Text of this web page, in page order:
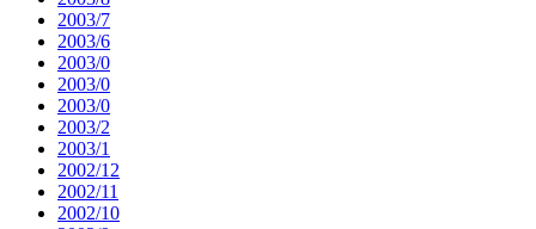
2003/7
2003/6
2003/0
2003/0
2003/0
2003/2
2003/1
2002/12
2002/11
2002/10